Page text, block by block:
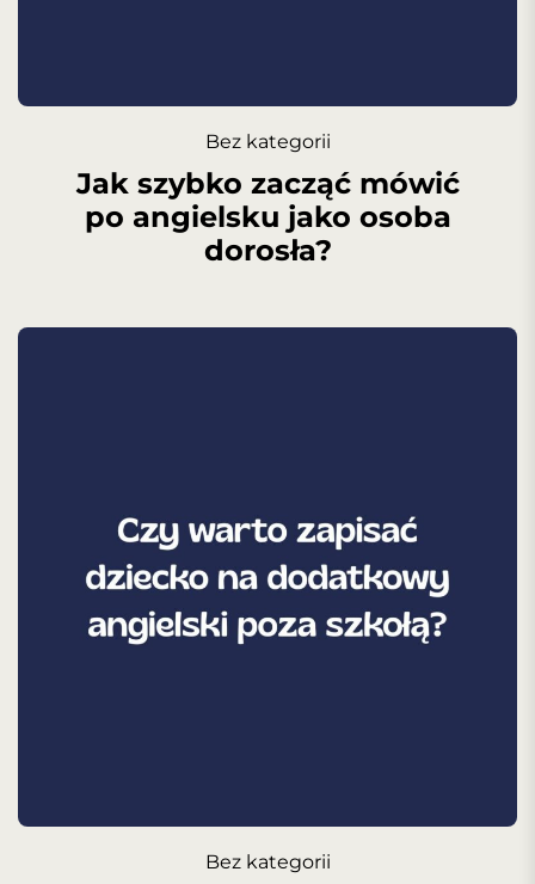
Bez kategorii
Jak szybko zacząć mówić
po angielsku jako osoba
dorosła?
Bez kategorii